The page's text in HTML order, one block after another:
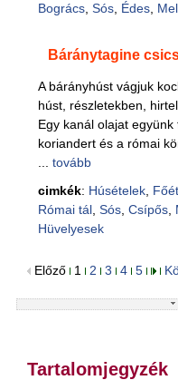
Bogrács, Sós, Édes,
Báránytagine
A bárányhúst vágjuk
húst, részletekben,
Egy kanál olajat
koriandert és a római
tovább
cimkék: Húsételek,
Római tál, Sós, Csípős,
Hüvelyesek
Előző 1 2 3 4 5
Tartalomjegyzék